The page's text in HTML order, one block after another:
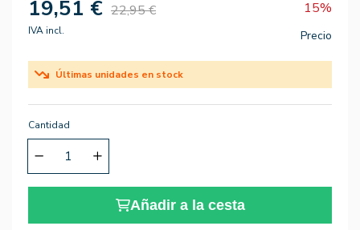
19,51 € 22,95 € 15%
IVA incl. Precio
Últimas unidades en stock
Cantidad
Añadir a la cesta